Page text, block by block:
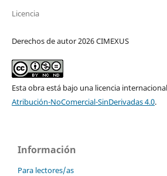
Licencia
Derechos de autor 2026 CIMEXUS
Esta obra está bajo una licencia internacional
Atribución-NoComercial-SinDerivadas 4.0.
Información
Para lectores/as